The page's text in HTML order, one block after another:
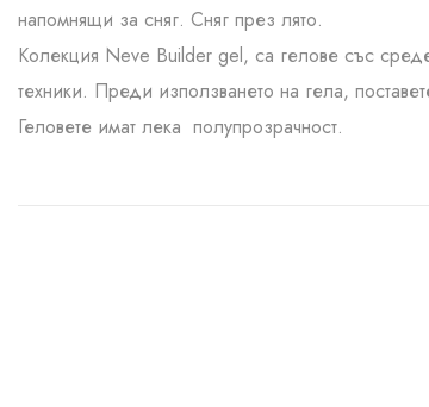
напомнящи за сняг. Сняг през лято.
Колекция Neve Builder gel, са гелове със
техники. Преди използването на гела,
Геловете имат лека полупрозрачност.